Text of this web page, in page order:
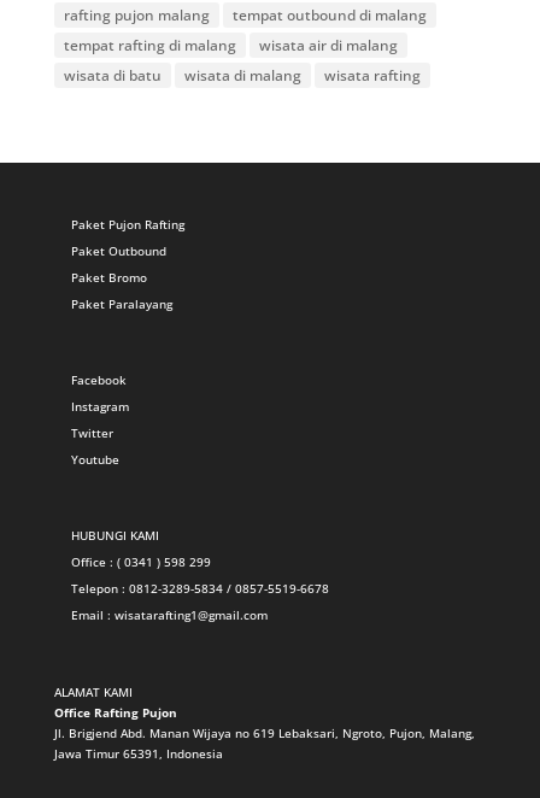
rafting pujon malang
tempat outbound di malang
tempat rafting di malang
wisata air di malang
wisata di batu
wisata di malang wisata rafting
Paket Pujon Rafting
Paket Outbound
Paket Bromo
Paket Paralayang
Facebook
Instagram
Twitter
Youtube
HUBUNGI KAMI
Office : ( 0341 ) 598 299
Telepon : 0812-3289-5834 / 0857-5519-6678
Email : wisatarafting1@gmail.com
ALAMAT KAMI
Office Rafting Pujon
Jl. Brigjend Abd. Manan Wijaya no 619 Lebaksari, Ngroto, Pujon, Malang,
Jawa Timur 65391, Indonesia